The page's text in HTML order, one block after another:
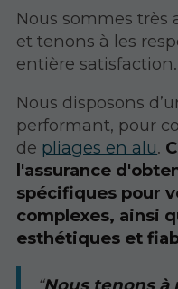
Nous sommes très
et tenons à les
entière satisfaction.
Nous disposons
performant, pour
de pliages en alu.
l'assurance
spécifiques pour
complexes, ainsi
esthétiques et